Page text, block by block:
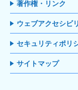
著作権・リンク
ウェブアクセシビ
セキュリティポリ
サイトマップ